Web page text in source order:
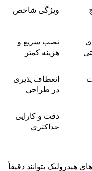
ویژگی شاخص
نصب سریع و
هزینه کمتر
انعطاف پذیری
در طراحی
دقت و کارایی
حداکثری
هیدرولیک بتوانند دقیقاً